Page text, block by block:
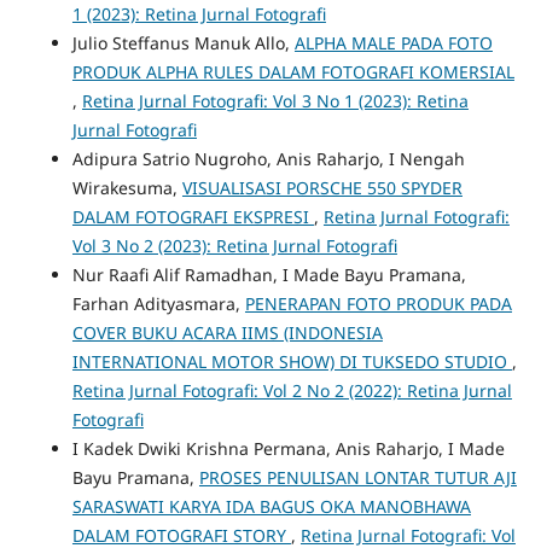
1 (2023): Retina Jurnal Fotografi
Julio Steffanus Manuk Allo, ALPHA MALE PADA FOTO
PRODUK ALPHA RULES DALAM FOTOGRAFI KOMERSIAL
, Retina Jurnal Fotografi: Vol 3 No 1 (2023): Retina
Jurnal Fotografi
Adipura Satrio Nugroho, Anis Raharjo, I Nengah
Wirakesuma, VISUALISASI PORSCHE 550 SPYDER
DALAM FOTOGRAFI EKSPRESI , Retina Jurnal Fotografi:
Vol 3 No 2 (2023): Retina Jurnal Fotografi
Nur Raafi Alif Ramadhan, I Made Bayu Pramana,
Farhan Adityasmara, PENERAPAN FOTO PRODUK PADA
COVER BUKU ACARA IIMS (INDONESIA
INTERNATIONAL MOTOR SHOW) DI TUKSEDO STUDIO ,
Retina Jurnal Fotografi: Vol 2 No 2 (2022): Retina Jurnal
Fotografi
I Kadek Dwiki Krishna Permana, Anis Raharjo, I Made
Bayu Pramana, PROSES PENULISAN LONTAR TUTUR AJI
SARASWATI KARYA IDA BAGUS OKA MANOBHAWA
DALAM FOTOGRAFI STORY , Retina Jurnal Fotografi: Vol